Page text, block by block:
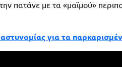
πατάνε με τα «μαϊμού»
για τα